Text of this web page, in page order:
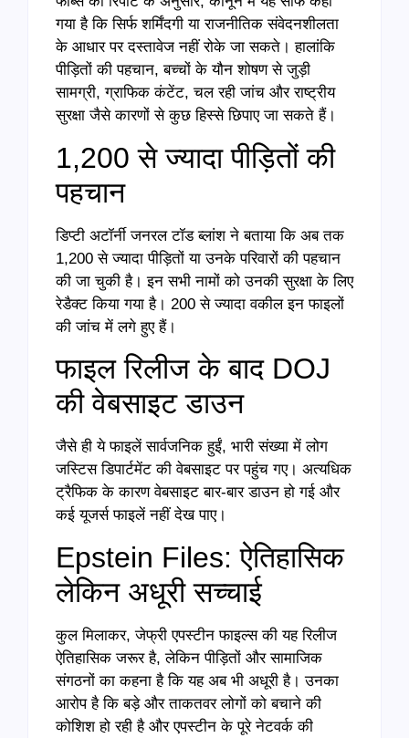
गया है कि सिर्फ शर्मिंदगी या राजनीतिक संवेदनशीलता
के आधार पर दस्तावेज नहीं रोके जा सकते। हालांकि
पीड़ितों की पहचान, बच्चों के यौन शोषण से जुड़ी
सामग्री, ग्राफिक कंटेंट, चल रही जांच और राष्ट्रीय
सुरक्षा जैसे कारणों से कुछ हिस्से छिपाए जा सकते हैं।
1,200 से ज्यादा पीड़ितों की
पहचान
डिप्टी अटॉर्नी जनरल टॉड ब्लांश ने बताया कि अब तक
1,200 से ज्यादा पीड़ितों या उनके परिवारों की पहचान
की जा चुकी है। इन सभी नामों को उनकी सुरक्षा के लिए
रेडैक्ट किया गया है। 200 से ज्यादा वकील इन फाइलों
की जांच में लगे हुए हैं।
फाइल रिलीज के बाद DOJ
की वेबसाइट डाउन
जैसे ही ये फाइलें सार्वजनिक हुईं, भारी संख्या में लोग
जस्टिस डिपार्टमेंट की वेबसाइट पर पहुंच गए। अत्यधिक
ट्रैफिक के कारण वेबसाइट बार-बार डाउन हो गई और
कई यूजर्स फाइलें नहीं देख पाए।
Epstein Files: ऐतिहासिक
लेकिन अधूरी सच्चाई
कुल मिलाकर, जेफ्री एपस्टीन फाइल्स की यह रिलीज
ऐतिहासिक जरूर है, लेकिन पीड़ितों और सामाजिक
संगठनों का कहना है कि यह अब भी अधूरी है। उनका
आरोप है कि बड़े और ताकतवर लोगों को बचाने की
कोशिश हो रही है और एपस्टीन के पूरे नेटवर्क की